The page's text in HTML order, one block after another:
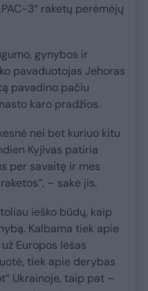
3“ raketų perėmėjų
gynybos ir
pavaduotojas Jehoras
pavadino pačiu
karo pradžios.
nei bet kuriuo kitu
Kyjivas patiria
per savaitę ir mes
– sakė jis.
ieško būdų, kaip
Kalbama tiek apie
Europos lėšas
tiek apie derybas
Ukrainoje, taip pat –